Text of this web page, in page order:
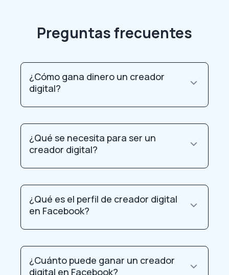
Preguntas frecuentes
¿Cómo gana dinero un creador
digital?
¿Qué se necesita para ser un
creador digital?
¿Qué es el perfil de creador digital
en Facebook?
¿Cuánto puede ganar un creador
digital en Facebook?